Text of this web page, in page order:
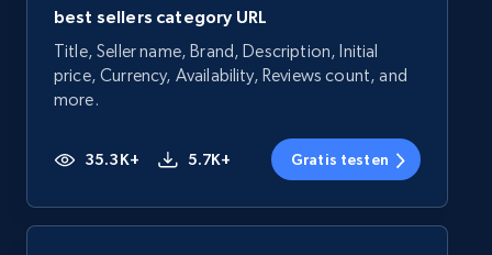
best sellers category URL
Title, Seller name, Brand, Description, Initial
price, Currency, Availability, Reviews count, and
more.
35.3K+ 5.7K+ Gratis testen